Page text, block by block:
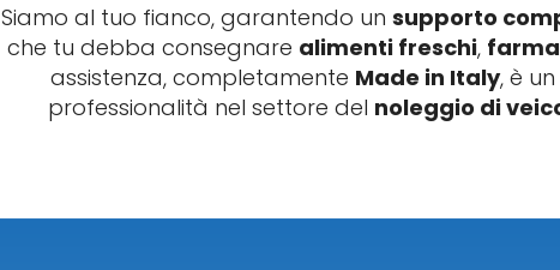
Siamo al tuo fianco, garantendo un supporto
che tu debba consegnare alimenti freschi,
assistenza, completamente Made in Italy, è
professionalità nel settore del noleggio di